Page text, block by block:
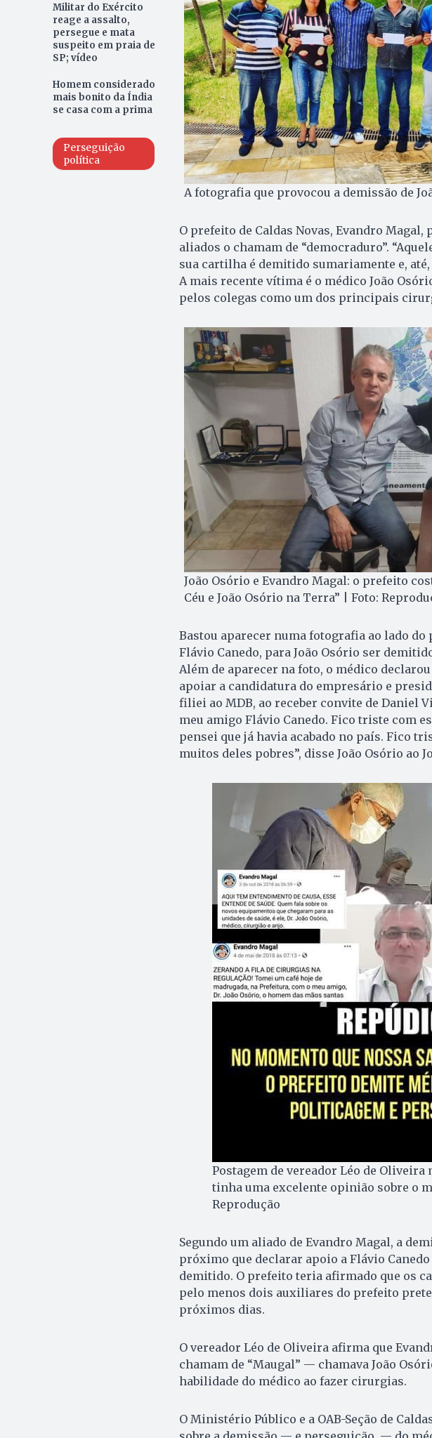
Militar do Exército
reage a assalto,
persegue e mata
suspeito em praia de
SP; vídeo
Homem considerado
mais bonito da Índia
se casa com a prima
Perseguição
política
A fotografia que provocou a demissão de
O prefeito de Caldas Novas, Evandro Magal,
aliados o chamam de “democraduro”.
sua cartilha é demitido sumariamente e,
A mais recente vítima é o médico João
pelos colegas como um dos principais
João Osório e Evandro Magal: o prefeito
Céu e João Osório na Terra” | Foto:
Bastou aparecer numa fotografia ao lado
Flávio Canedo, para João Osório ser
Além de aparecer na foto, o médico
apoiar a candidatura do empresário e
filiei ao MDB, ao receber convite de Daniel
meu amigo Flávio Canedo. Fico triste com
pensei que já havia acabado no país. Fico
muitos deles pobres”, disse João Osório ao
Postagem de vereador Léo de Oliveira
tinha uma excelente opinião sobre o
Reprodução
Segundo um aliado de Evandro Magal, a
próximo que declarar apoio a Flávio
demitido. O prefeito teria afirmado que os
pelo menos dois auxiliares do prefeito
próximos dias.
O vereador Léo de Oliveira afirma que
chamam de “Maugal” — chamava João
habilidade do médico ao fazer cirurgias.
O Ministério Público e a OAB-Seção de